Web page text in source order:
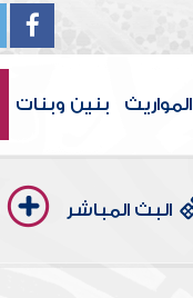
المواريث بنين وبنات
البث المباشر